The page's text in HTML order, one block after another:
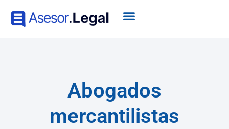
Abogados
mercantilistas